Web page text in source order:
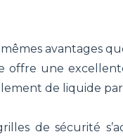
avantages
offre une
de liquide
de sécurité